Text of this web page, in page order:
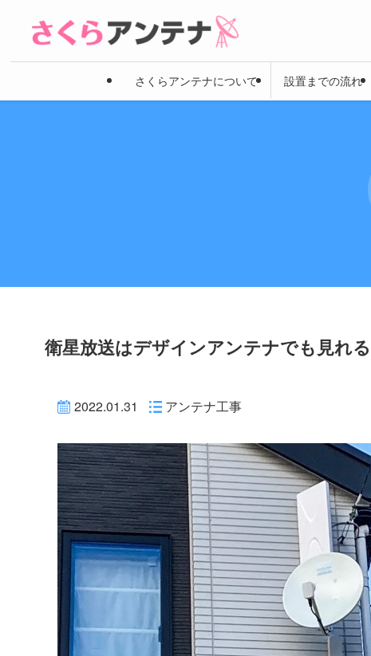
さくらアンテナについて 設置までの流れ
衛星放送はデザインアンテナでも見れ
2022.01.31 アンテナ工事